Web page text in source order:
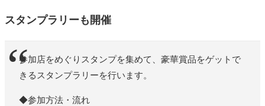
スタンプラリーも開催
参加店をめぐりスタンプを集めて、豪華賞品をゲットで
きるスタンプラリーを行います。
◆参加方法・流れ